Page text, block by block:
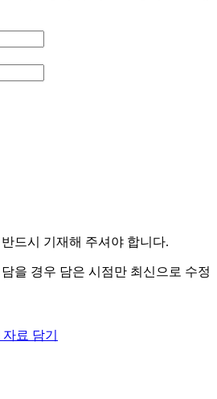
드시 기재해 주셔야 합니다.
을 경우 담은 시점만 최신으로 수정
료 담기